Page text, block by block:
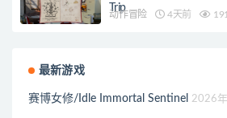
Trip
动作冒险 4天前 191
最新游戏
赛博女修/Idle Immortal Sentinel 2026